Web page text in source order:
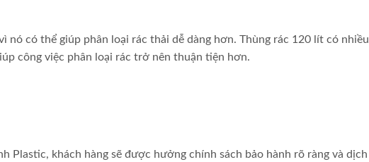
nó có thể giúp phân loại rác thải dễ dàng hơn. Thùng rác 120 lít có nhiều
công việc phân loại rác trở nên thuận tiện hơn.
Plastic, khách hàng sẽ được hưởng chính sách bảo hành rõ ràng và dịch